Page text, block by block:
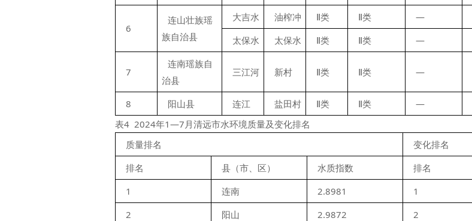
6
连山壮族瑶
族自治县
大吉水 油榨冲 Ⅱ类 Ⅱ类 —
太保水
太保水 Ⅱ类 Ⅱ类 —
7
连南瑶族自
治县
三江河 新村 Ⅱ类 Ⅱ类 —
8 阳山县 连江 盐田村 Ⅱ类 Ⅱ类 —
表4 2024年1—7月清远市水环境质量及变化排名
质量排名
变化排名
排名
县（市、区） 水质指数 排名
1
连南 2.8981 1
2
阳山 2.9872 2